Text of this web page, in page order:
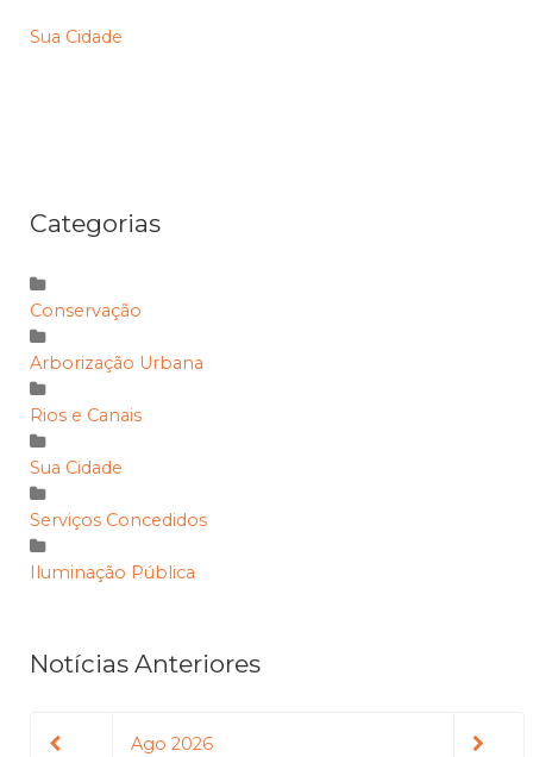
Sua Cidade
Categorias
Conservação
Arborização Urbana
Rios e Canais
Sua Cidade
Serviços Concedidos
Iluminação Pública
Notícias Anteriores
Ago 2026